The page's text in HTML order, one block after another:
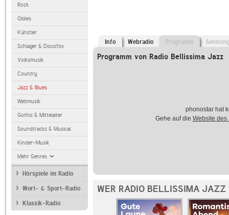
Rock
Oldies
Künstler
Schlager & Discofox
Volksmusik
Country
Jazz & Blues
Weltmusik
Gothic & Mittelalter
Soundtracks & Musical
Kinder-Musik
Mehr Genres
Hörspiele im Radio
Wort- & Sport-Radio
Klassik-Radio
Info Webradio Programm
Programm von Radio Bellissima Jazz
phonostar hat
Gehe auf die Website des
WER RADIO BELLISSIMA JAZZ